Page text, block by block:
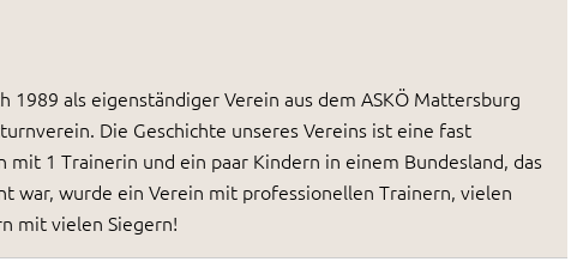
als eigenständiger Verein aus dem ASKÖ Mattersburg
Die Geschichte unseres Vereins ist eine fast
1 Trainerin und ein paar Kindern in einem Bundesland, das
war, wurde ein Verein mit professionellen Trainern, vielen
mit vielen Siegern!